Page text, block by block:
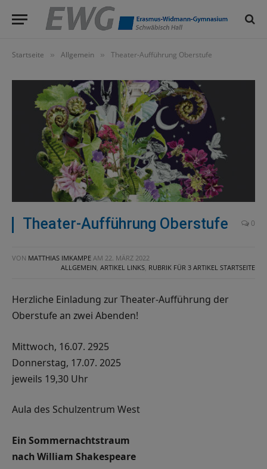
Startseite » Allgemein » Theater-Aufführung Oberstufe
Theater-Aufführung Oberstufe 0
VON MATTHIAS IMKAMPE AM 22. MÄRZ 2022
ALLGEMEIN, ARTIKEL LINKS, RUBRIK FÜR 3 ARTIKEL STARTSEITE
Herzliche Einladung zur Theater-Aufführung der
Oberstufe an zwei Abenden!
Mittwoch, 16.07. 2925
Donnerstag, 17.07. 2025
jeweils 19,30 Uhr
Aula des Schulzentrum West
Ein Sommernachtstraum
nach William Shakespeare